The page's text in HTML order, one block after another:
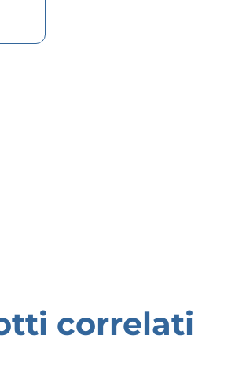
correlati